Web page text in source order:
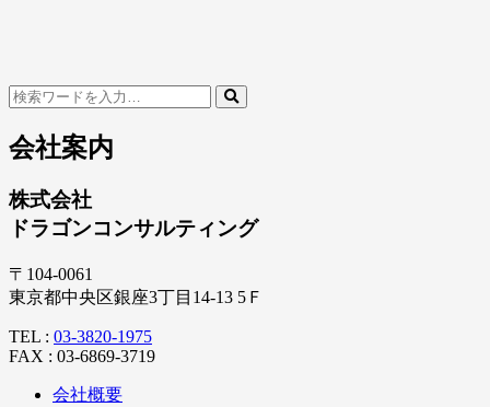
検
内
容:
検
会社案内
株式会社
ドラゴンコンサルティング
〒104-0061
東京都中央区銀座3丁目14-13 5Ｆ
TEL : 03-3820-1975
FAX : 03-6869-3719
会社概要